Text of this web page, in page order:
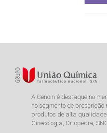
A Genom é destaque no
no segmento de prescrição
produtos de alta qualidade
Ginecologia, Ortopedia,